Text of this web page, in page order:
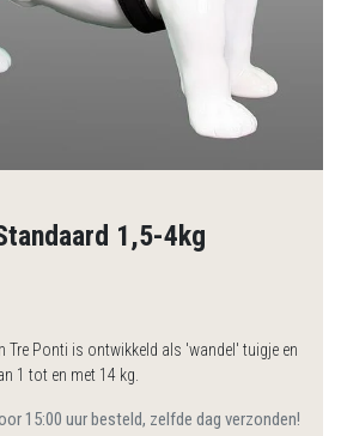
1,5-4kg
Tre Ponti is ontwikkeld als 'wandel' tuigje en
1 tot en met 14 kg.
15:00 uur besteld, zelfde dag verzonden!